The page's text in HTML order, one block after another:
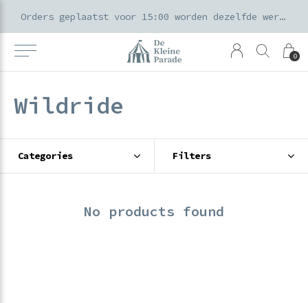
0
Orders geplaatst voor 15:00 worden dezelfde werkdag verzonden
Wildride
Categories Filters
No products found